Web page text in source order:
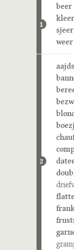
1
beer
kleer
sjeer
weer
2